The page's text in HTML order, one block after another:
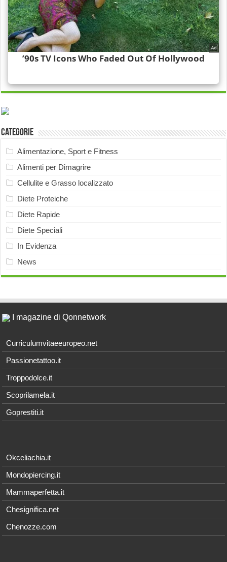
Categorie
Alimentazione, Sport e Fitness
Alimenti per Dimagrire
Cellulite e Grasso localizzato
Diete Proteiche
Diete Rapide
Diete Speciali
In Evidenza
News
I magazine di Qonnetwork
Curriculumvitaeeuropeo.net
Passionetattoo.it
Troppodolce.it
Scoprilamela.it
Goprestiti.it
Okceliachia.it
Mondopiercing.it
Mammaperfetta.it
Chesignifica.net
Chenozze.com